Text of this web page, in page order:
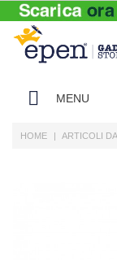
MENU
HOME ARTICOLI